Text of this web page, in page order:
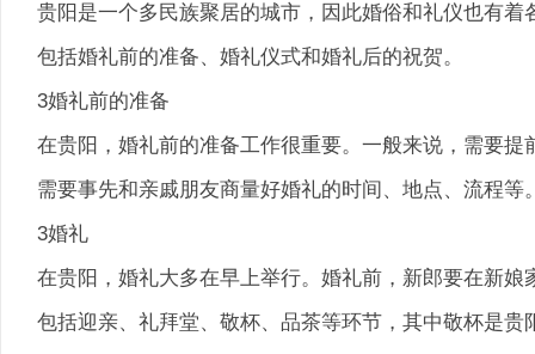
贵阳是一个多民族聚居的城市，因此婚俗和礼仪也有
包括婚礼前的准备、婚礼仪式和婚礼后的祝贺。
3婚礼前的准备
在贵阳，婚礼前的准备工作很重要。一般来说，需要
需要事先和亲戚朋友商量好婚礼的时间、地点、流程等
3婚礼
在贵阳，婚礼大多在早上举行。婚礼前，新郎要在新
包括迎亲、礼拜堂、敬杯、品茶等环节，其中敬杯是贵